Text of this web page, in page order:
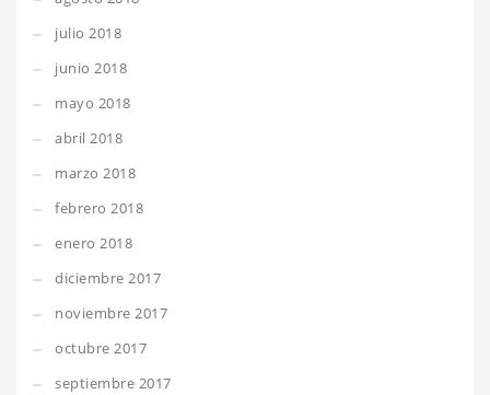
julio 2018
junio 2018
mayo 2018
abril 2018
marzo 2018
febrero 2018
enero 2018
diciembre 2017
noviembre 2017
octubre 2017
septiembre 2017